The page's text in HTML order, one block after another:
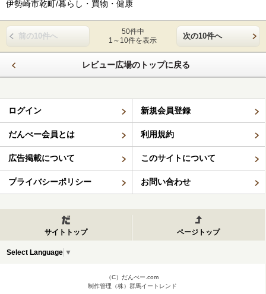
伊勢崎市乾町/暮らし・買物・健康
前の10件へ
50件中
1～10件を表示
次の10件へ
レビュー広場のトップに戻る
ログイン 新規会員登録
だんべー会員とは 利用規約
広告掲載について このサイトについて
プライバシーポリシー お問い合わせ
サイトトップ ページトップ
Select Language ▼
（C）だんべー.com
制作管理（株）群馬イートレンド